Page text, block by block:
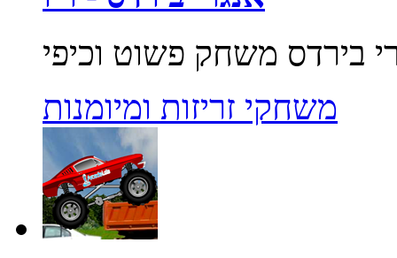
משחקי זריזות ומיומנות